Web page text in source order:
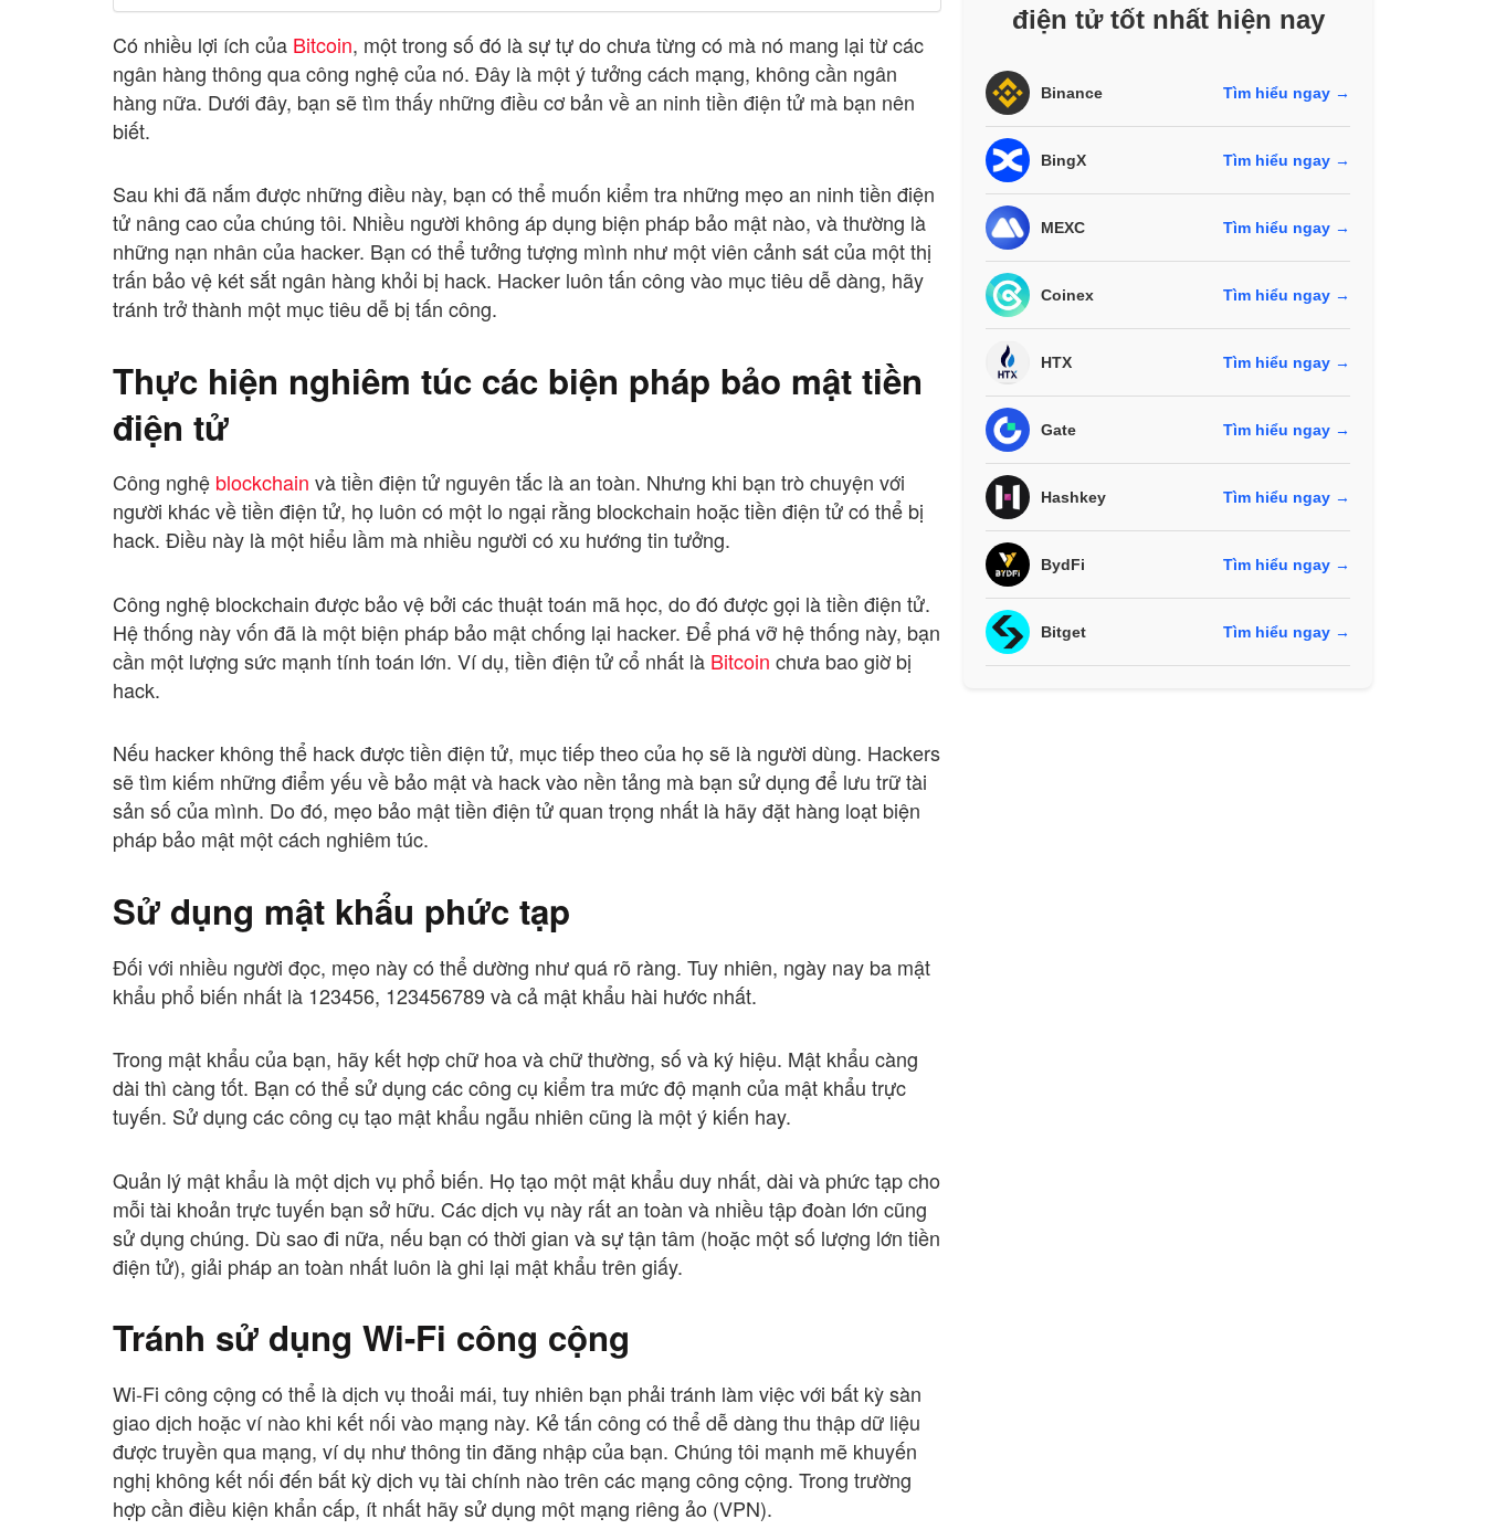
Có nhiều lợi ích của Bitcoin, một trong số đó là sự tự do chưa từng có mà nó mang lại từ các
ngân hàng thông qua công nghệ của nó. Đây là một ý tưởng cách mạng, không cần ngân
hàng nữa. Dưới đây, bạn sẽ tìm thấy những điều cơ bản về an ninh tiền điện tử mà bạn nên
biết.
Sau khi đã nắm được những điều này, bạn có thể muốn kiểm tra những mẹo an ninh tiền điện
tử nâng cao của chúng tôi. Nhiều người không áp dụng biện pháp bảo mật nào, và thường là
những nạn nhân của hacker. Bạn có thể tưởng tượng mình như một viên cảnh sát của một thị
trấn bảo vệ két sắt ngân hàng khỏi bị hack. Hacker luôn tấn công vào mục tiêu dễ dàng, hãy
tránh trở thành một mục tiêu dễ bị tấn công.
Thực hiện nghiêm túc các biện pháp bảo mật tiền
điện tử
Công nghệ blockchain và tiền điện tử nguyên tắc là an toàn. Nhưng khi bạn trò chuyện với
người khác về tiền điện tử, họ luôn có một lo ngại rằng blockchain hoặc tiền điện tử có thể bị
hack. Điều này là một hiểu lầm mà nhiều người có xu hướng tin tưởng.
Công nghệ blockchain được bảo vệ bởi các thuật toán mã học, do đó được gọi là tiền điện tử.
Hệ thống này vốn đã là một biện pháp bảo mật chống lại hacker. Để phá vỡ hệ thống này, bạn
cần một lượng sức mạnh tính toán lớn. Ví dụ, tiền điện tử cổ nhất là Bitcoin chưa bao giờ bị
hack.
Nếu hacker không thể hack được tiền điện tử, mục tiếp theo của họ sẽ là người dùng. Hackers
sẽ tìm kiếm những điểm yếu về bảo mật và hack vào nền tảng mà bạn sử dụng để lưu trữ tài
sản số của mình. Do đó, mẹo bảo mật tiền điện tử quan trọng nhất là hãy đặt hàng loạt biện
pháp bảo mật một cách nghiêm túc.
Sử dụng mật khẩu phức tạp
Đối với nhiều người đọc, mẹo này có thể dường như quá rõ ràng. Tuy nhiên, ngày nay ba mật
khẩu phổ biến nhất là 123456, 123456789 và cả mật khẩu hài hước nhất.
Trong mật khẩu của bạn, hãy kết hợp chữ hoa và chữ thường, số và ký hiệu. Mật khẩu càng
dài thì càng tốt. Bạn có thể sử dụng các công cụ kiểm tra mức độ mạnh của mật khẩu trực
tuyến. Sử dụng các công cụ tạo mật khẩu ngẫu nhiên cũng là một ý kiến hay.
Quản lý mật khẩu là một dịch vụ phổ biến. Họ tạo một mật khẩu duy nhất, dài và phức tạp cho
mỗi tài khoản trực tuyến bạn sở hữu. Các dịch vụ này rất an toàn và nhiều tập đoàn lớn cũng
sử dụng chúng. Dù sao đi nữa, nếu bạn có thời gian và sự tận tâm (hoặc một số lượng lớn tiền
điện tử), giải pháp an toàn nhất luôn là ghi lại mật khẩu trên giấy.
Tránh sử dụng Wi-Fi công cộng
Wi-Fi công cộng có thể là dịch vụ thoải mái, tuy nhiên bạn phải tránh làm việc với bất kỳ sàn
giao dịch hoặc ví nào khi kết nối vào mạng này. Kẻ tấn công có thể dễ dàng thu thập dữ liệu
được truyền qua mạng, ví dụ như thông tin đăng nhập của bạn. Chúng tôi mạnh mẽ khuyến
nghị không kết nối đến bất kỳ dịch vụ tài chính nào trên các mạng công cộng. Trong trường
hợp cần điều kiện khẩn cấp, ít nhất hãy sử dụng một mạng riêng ảo (VPN).
điện tử tốt nhất hiện nay
Binance Tìm hiểu ngay →
BingX Tìm hiểu ngay →
MEXC Tìm hiểu ngay →
Coinex Tìm hiểu ngay →
HTX Tìm hiểu ngay →
Gate Tìm hiểu ngay →
Hashkey Tìm hiểu ngay →
BydFi Tìm hiểu ngay →
Bitget Tìm hiểu ngay →